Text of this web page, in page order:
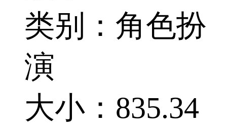
类别：角色扮
演
大小：835.34